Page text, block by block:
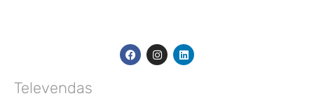
Televendas